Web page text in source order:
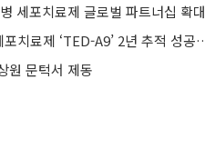
세포치료제 글로벌 파트너십 확대
원 문턱서 제동